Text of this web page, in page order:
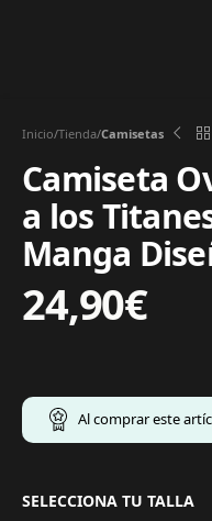
Inicio Tienda Camisetas
Camiseta
a los
Manga
24,90€
Al comprar este
SELECCIONA TU TALLA